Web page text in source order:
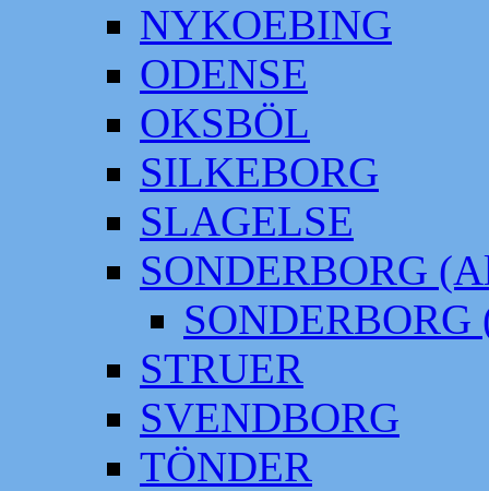
NYKOEBING
ODENSE
OKSBÖL
SILKEBORG
SLAGELSE
SONDERBORG
SONDERBORG
STRUER
SVENDBORG
TÖNDER